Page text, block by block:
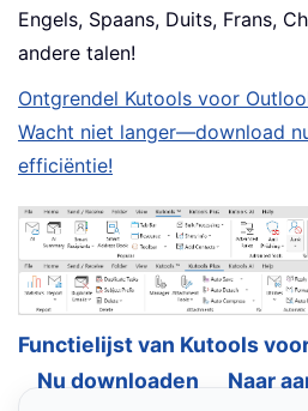
Engels, Spaans, Duits, Frans,
andere talen!
Ontgrendel Kutools voor
Wacht niet langer—download
efficiëntie!
Functielijst van Kutools
Nu downloaden
Naar